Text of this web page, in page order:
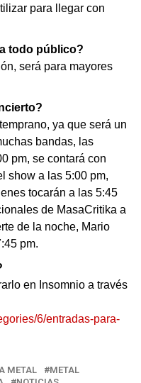
para llegar con
todo público?
será para mayores
ya que será un
bandas, las
pm, se contará con
show a las 5:00 pm,
tocarán a las 5:45
de MasaCritika a
de la noche, Mario
pm.
en Insomnio a través
6/entradas-para-
METAL
METAL